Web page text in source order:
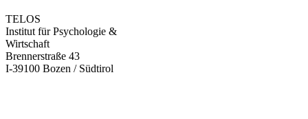
TELOS
Institut für Psychologie &
Wirtschaft
Brennerstraße 43
I-39100 Bozen / Südtirol